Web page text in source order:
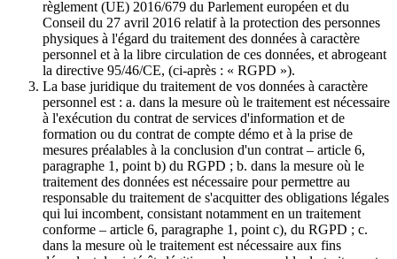
règlement (UE) 2016/679 du Parlement européen et du
Conseil du 27 avril 2016 relatif à la protection des personnes
physiques à l'égard du traitement des données à caractère
personnel et à la libre circulation de ces données, et abrogeant
la directive 95/46/CE, (ci-après : « RGPD »).
La base juridique du traitement de vos données à caractère
personnel est : a. dans la mesure où le traitement est nécessaire
à l'exécution du contrat de services d'information et de
formation ou du contrat de compte démo et à la prise de
mesures préalables à la conclusion d'un contrat – article 6,
paragraphe 1, point b) du RGPD ; b. dans la mesure où le
traitement des données est nécessaire pour permettre au
responsable du traitement de s'acquitter des obligations légales
qui lui incombent, consistant notamment en un traitement
conforme – article 6, paragraphe 1, point c), du RGPD ; c.
dans la mesure où le traitement est nécessaire aux fins